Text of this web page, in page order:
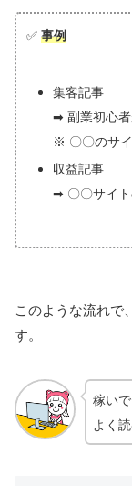
✅ 事例
集客記事
➡ 副業初心者
※ 〇〇のサ
収益記事
➡ 〇〇サイト
このような流れで
す。
稼い
よく